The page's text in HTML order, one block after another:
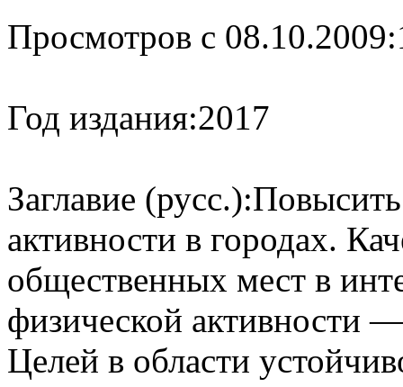
Просмотров с 08.10.2009:
Год издания:2017
Заглавие (русс.):
активности в городах.
общественных мест в
физической активности
Целей в области